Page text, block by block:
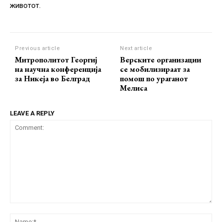
животот.
Previous article
Митрополитот Георгиј
на научна конференција
за Никеја во Белград
Next article
Верските организации
се мобилизираат за
помош по ураганот
Мелиса
LEAVE A REPLY